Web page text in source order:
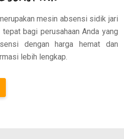
mesin absensi sidik jari
bagi perusahaan Anda yang
dengan harga hemat dan
lebih lengkap.